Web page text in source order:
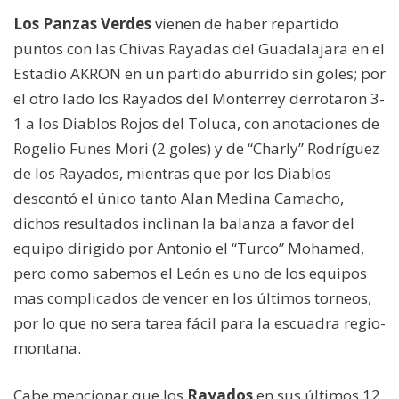
Los Panzas Verdesvienen de haber repartido
puntos con las Chivas Rayadas del Guadalajara en el
Estadio AKRON en un partido aburrido sin goles; por
el otro lado los Rayados del Monterrey derrotaron 3-
1 a los Diablos Rojos del Toluca, con anotaciones de
Rogelio Funes Mori (2 goles) y de “Charly” Rodríguez
de los Rayados, mientras que por los Diablos
descontó el único tanto Alan Medina Camacho,
dichos resultados inclinan la balanza a favor del
equipo dirigido por Antonio el “Turco” Mohamed,
pero como sabemos el León es uno de los equipos
mas complicados de vencer en los últimos torneos,
por lo que no sera tarea fácil para la escuadra regio-
montana.